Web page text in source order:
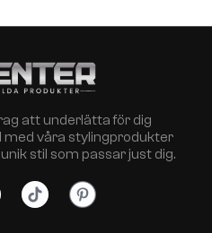
att underlätta för dig
med våra stylingprodukter
stil som passar just dig.